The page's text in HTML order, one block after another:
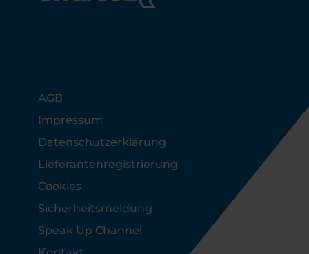
Footer
AGB
Impressum
Datenschutzerklärung
Lieferantenregistrierung
Cookies
Sicherheitsmeldung
Speak Up Channel